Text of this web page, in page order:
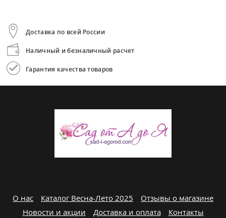
Доставка по всей России
Наличный и безналичный расчет
Гарантия качества товаров
О нас Каталог Весна-Лето 2025
Отзывы о магазине
Новости и акции
Доставка и оплата
Контакты